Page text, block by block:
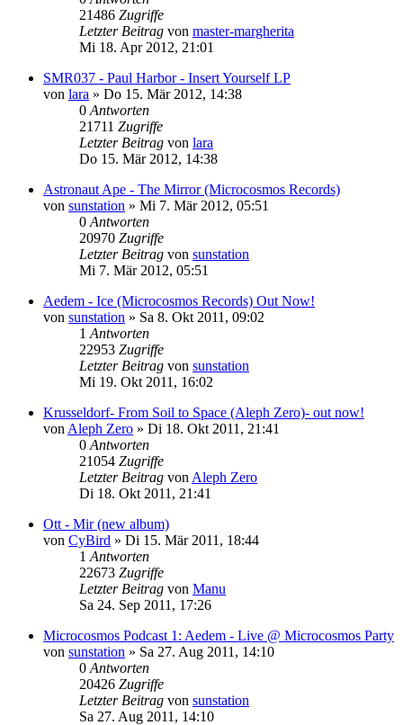
21486 Zugriffe
Letzter Beitrag von master-margherita
Mi 18. Apr 2012, 21:01
SMR037 - Paul Harbor - Insert Yourself LP
von lara » Do 15. Mär 2012, 14:38
0 Antworten
21711 Zugriffe
Letzter Beitrag von lara
Do 15. Mär 2012, 14:38
Astronaut Ape - The Mirror (Microcosmos Records)
von sunstation » Mi 7. Mär 2012, 05:51
0 Antworten
20970 Zugriffe
Letzter Beitrag von sunstation
Mi 7. Mär 2012, 05:51
Aedem - Ice (Microcosmos Records) Out Now!
von sunstation » Sa 8. Okt 2011, 09:02
1 Antworten
22953 Zugriffe
Letzter Beitrag von sunstation
Mi 19. Okt 2011, 16:02
Krusseldorf- From Soil to Space (Aleph Zero)- out now!
von Aleph Zero » Di 18. Okt 2011, 21:41
0 Antworten
21054 Zugriffe
Letzter Beitrag von Aleph Zero
Di 18. Okt 2011, 21:41
Ott - Mir (new album)
von CyBird » Di 15. Mär 2011, 18:44
1 Antworten
22673 Zugriffe
Letzter Beitrag von Manu
Sa 24. Sep 2011, 17:26
Microcosmos Podcast 1: Aedem - Live @ Microcosmos Party
von sunstation » Sa 27. Aug 2011, 14:10
0 Antworten
20426 Zugriffe
Letzter Beitrag von sunstation
Sa 27. Aug 2011, 14:10